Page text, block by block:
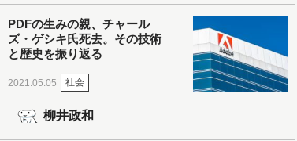
PDFの生みの親、チャール
ズ・ゲシキ氏死去。その技術
と歴史を振り返る
2021.05.05 社会
柳井政和